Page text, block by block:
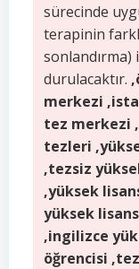
sürecinde
terapinin
durulacaktır.
merkezi
tez merkezi
tezleri
,tezsiz
,yüksek
yüksek
,ingilizce
öğrencisi